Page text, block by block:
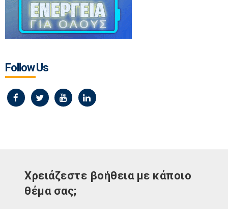
Follow Us
Χρειάζεστε βοήθεια με κάποιο
θέμα σας;